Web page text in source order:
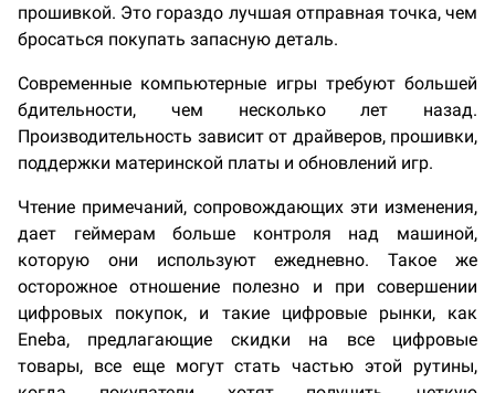
прошивкой. Это гораздо лучшая отправная точка, чем
бросаться покупать запасную деталь.
Современные компьютерные игры требуют большей
бдительности, чем несколько лет назад.
Производительность зависит от драйверов, прошивки,
поддержки материнской платы и обновлений игр.
Чтение примечаний, сопровождающих эти изменения,
дает геймерам больше контроля над машиной,
которую они используют ежедневно. Такое же
осторожное отношение полезно и при совершении
цифровых покупок, и такие цифровые рынки, как
Eneba, предлагающие скидки на все цифровые
товары, все еще могут стать частью этой рутины,